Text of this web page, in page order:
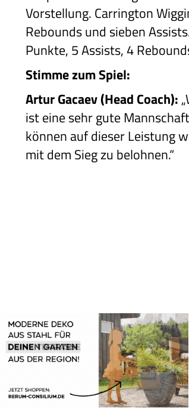
Vorstellung. Carrington
Rebounds und sieben
Punkte, 5 Assists, 4
Stimme zum Spiel:
Artur Gacaev (Head Coach):
ist eine sehr gute
können auf dieser Leistung
mit dem Sieg zu belohnen.“